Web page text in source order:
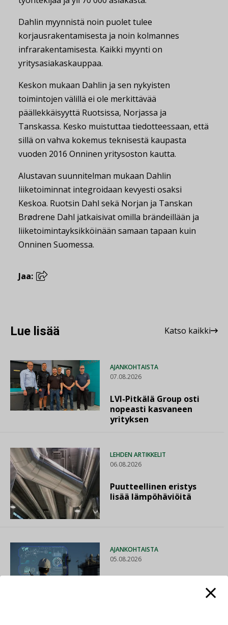
Dahlin myynnistä noin puolet tulee
korjausrakentamisesta ja noin kolmannes
infrarakentamisesta. Kaikki myynti on
yritysasiakaskauppaa.
Keskon mukaan Dahlin ja sen nykyisten
toimintojen välillä ei ole merkittävää
päällekkäisyyttä Ruotsissa, Norjassa ja
Tanskassa. Kesko muistuttaa tiedotteessaan, että
sillä on vahva kokemus teknisestä kaupasta
vuoden 2016 Onninen yritysoston kautta.
Alustavan suunnitelman mukaan Dahlin
liiketoiminnat integroidaan kevyesti osaksi
Keskoa. Ruotsin Dahl sekä Norjan ja Tanskan
Brødrene Dahl jatkaisivat omilla brändeillään ja
liiketoimintayksikköinään samaan tapaan kuin
Onninen Suomessa.
Jaa:
Lue lisää Katso kaikki
AJANKOHTAISTA
07.08.2026
LVI-Pitkälä Group osti
nopeasti kasvaneen
yrityksen
LEHDEN ARTIKKELIT
06.08.2026
Puutteellinen eristys
lisää lämpöhäviöitä
AJANKOHTAISTA
05.08.2026
voimakkaasti: ”Tulevat